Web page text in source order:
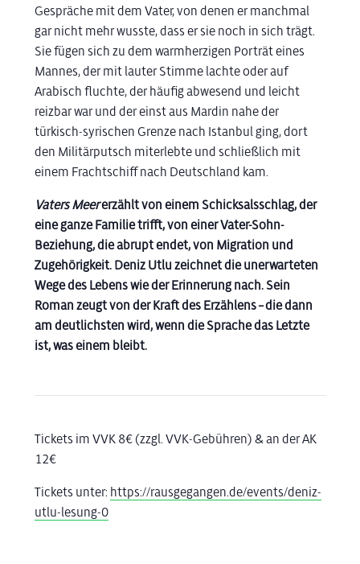
Gespräche mit dem Vater, von denen er manchmal
gar nicht mehr wusste, dass er sie noch in sich trägt.
Sie fügen sich zu dem warmherzigen Porträt eines
Mannes, der mit lauter Stimme lachte oder auf
Arabisch fluchte, der häufig abwesend und leicht
reizbar war und der einst aus Mardin nahe der
türkisch-syrischen Grenze nach Istanbul ging, dort
den Militärputsch miterlebte und schließlich mit
einem Frachtschiff nach Deutschland kam.
Vaters Meererzählt von einem Schicksalsschlag, der
eine ganze Familie trifft, von einer Vater-Sohn-
Beziehung, die abrupt endet, von Migration und
Zugehörigkeit. Deniz Utlu zeichnet die unerwarteten
Wege des Lebens wie der Erinnerung nach. Sein
Roman zeugt von der Kraft des Erzählens – die dann
am deutlichsten wird, wenn die Sprache das Letzte
ist, was einem bleibt.
Tickets im VVK 8€ (zzgl. VVK-Gebühren) & an der AK
12€
Tickets unter: https://rausgegangen.de/events/deniz-
utlu-lesung-0